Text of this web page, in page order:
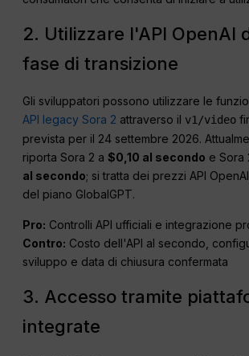
2. Utilizzare l'API OpenAI
fase di transizione
Gli sviluppatori possono utilizzare le
API legacy Sora 2 attraverso il v1/video
prevista per il 24 settembre 2026.
riporta Sora 2 a$0,10 al secondo e Sora
al secondo; si tratta dei prezzi API
del piano GlobalGPT.
Pro: Controlli API ufficiali e integrazione
Contro: Costo dell'API al secondo,
sviluppo e data di chiusura confermata
3. Accesso tramite
integrate